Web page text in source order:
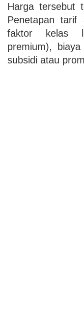
Harga tersebut
Penetapan tarif
faktor kelas
premium),
subsidi atau